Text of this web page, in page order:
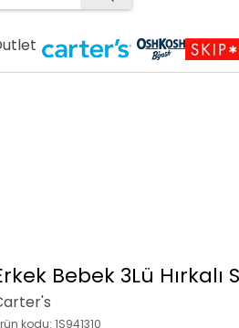
Bebek 3Lü
kodu: 1S941310